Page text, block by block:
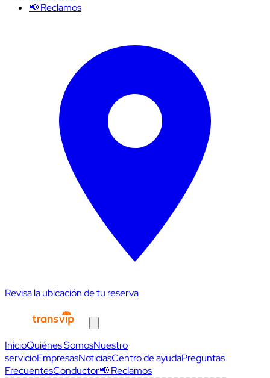
📢 Reclamos
Revisa la ubicación de tu reserva
InicioQuiénes SomosNuestro
servicioEmpresasNoticiasCentro de ayudaPreguntas
FrecuentesConductor📢 Reclamos